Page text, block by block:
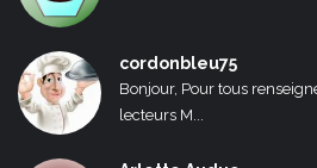
cordonbleu75
Bonjour, Pour tous
lecteurs M...